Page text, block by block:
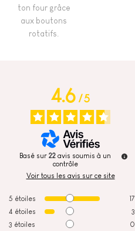
ton four grâce
aux boutons
rotatifs.
4.6/5
Basé sur 22 avis soumis à un
contrôle
Voir tous les avis sur ce site
5 étoiles
17
4 étoiles
3
3 étoiles
0